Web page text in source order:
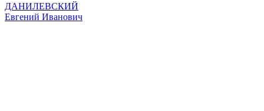
ДАНИЛЕВСКИЙ
Евгений Иванович